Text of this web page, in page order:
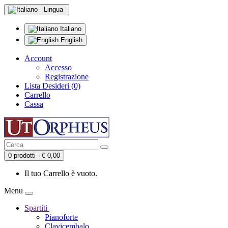
Lingua
Italiano
English
Account
Accesso
Registrazione
Lista Desideri (0)
Carrello
Cassa
0 prodotti - € 0,00
Il tuo Carrello è vuoto.
Menu
Spartiti
Pianoforte
Clavicembalo